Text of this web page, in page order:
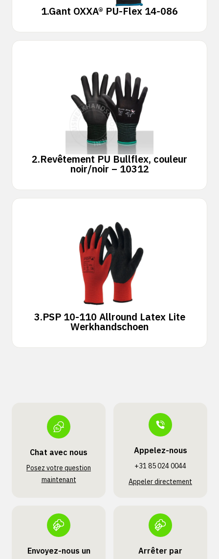
1.Gant OXXA® PU-Flex 14-086
2.Revêtement PU Bullflex, couleur
noir/noir – 10312
3.PSP 10-110 Allround Latex Lite
Werkhandschoen
Chat avec nous
Posez votre question
maintenant
Appelez-nous
+31 85 024 0044
Appeler directement
Envoyez-nous un
Arrêter par